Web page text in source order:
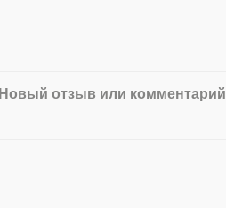
Новый отзыв или комментарий